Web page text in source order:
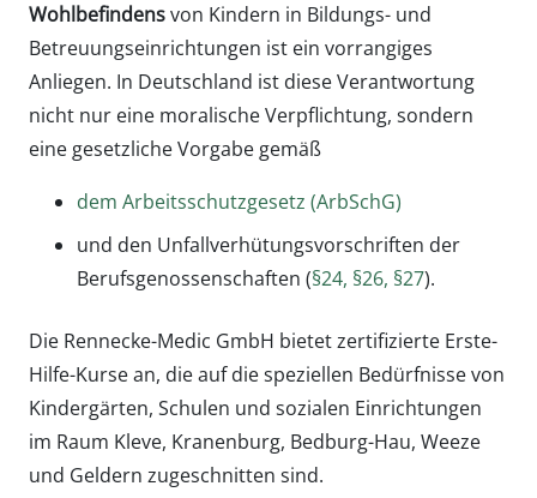
Wohlbefindensvon Kindern in Bildungs- und
Betreuungseinrichtungen ist ein vorrangiges
Anliegen. In Deutschland ist diese Verantwortung
nicht nur eine moralische Verpflichtung, sondern
eine gesetzliche Vorgabe gemäß
dem Arbeitsschutzgesetz (ArbSchG)
und den Unfallverhütungsvorschriften der
Berufsgenossenschaften (§24, §26, §27).
Die Rennecke-Medic GmbH bietet zertifizierte Erste-
Hilfe-Kurse an, die auf die speziellen Bedürfnisse von
Kindergärten, Schulen und sozialen Einrichtungen
im Raum Kleve, Kranenburg, Bedburg-Hau, Weeze
und Geldern zugeschnitten sind.